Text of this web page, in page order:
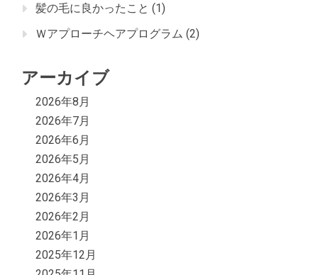
髪の毛に良かったこと (1)
Ｗアプローチヘアプログラム (2)
アーカイブ
2026年8月
2026年7月
2026年6月
2026年5月
2026年4月
2026年3月
2026年2月
2026年1月
2025年12月